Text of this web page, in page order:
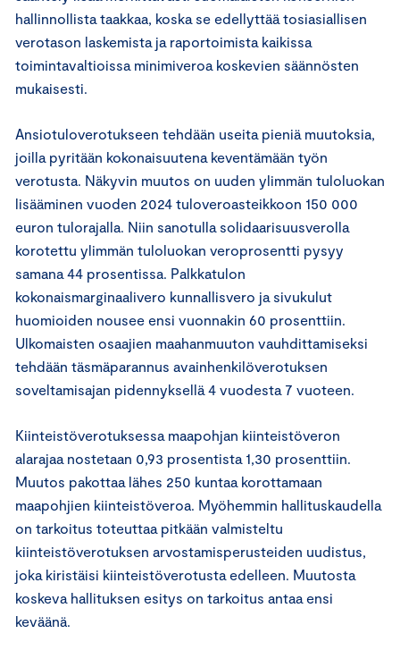
hallinnollista taakkaa, koska se edellyttää tosiasiallisen
verotason laskemista ja raportoimista kaikissa
toimintavaltioissa minimiveroa koskevien säännösten
mukaisesti.
Ansiotuloverotukseen tehdään useita pieniä muutoksia,
joilla pyritään kokonaisuutena keventämään työn
verotusta. Näkyvin muutos on uuden ylimmän tuloluokan
lisääminen vuoden 2024 tuloveroasteikkoon 150 000
euron tulorajalla. Niin sanotulla solidaarisuusverolla
korotettu ylimmän tuloluokan veroprosentti pysyy
samana 44 prosentissa. Palkkatulon
kokonaismarginaalivero kunnallisvero ja sivukulut
huomioiden nousee ensi vuonnakin 60 prosenttiin.
Ulkomaisten osaajien maahanmuuton vauhdittamiseksi
tehdään täsmäparannus avainhenkilöverotuksen
soveltamisajan pidennyksellä 4 vuodesta 7 vuoteen.
Kiinteistöverotuksessa maapohjan kiinteistöveron
alarajaa nostetaan 0,93 prosentista 1,30 prosenttiin.
Muutos pakottaa lähes 250 kuntaa korottamaan
maapohjien kiinteistöveroa. Myöhemmin hallituskaudella
on tarkoitus toteuttaa pitkään valmisteltu
kiinteistöverotuksen arvostamisperusteiden uudistus,
joka kiristäisi kiinteistöverotusta edelleen. Muutosta
koskeva hallituksen esitys on tarkoitus antaa ensi
keväänä.